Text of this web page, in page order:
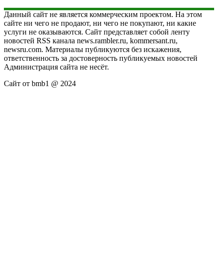
Данный сайт не является коммерческим проектом. На этом
сайте ни чего не продают, ни чего не покупают, ни какие
услуги не оказываются. Сайт представляет собой ленту
новостей RSS канала news.rambler.ru, kommersant.ru,
newsru.com. Материалы публикуются без искажения,
ответственность за достоверность публикуемых новостей
Администрация сайта не несёт.
Сайт от bmb1 @ 2024